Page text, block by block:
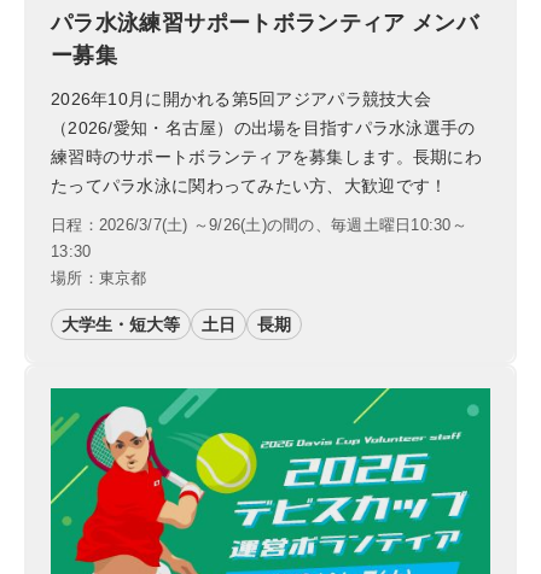
パラ水泳練習サポートボランティア メンバ
ー募集
2026年10月に開かれる第5回アジアパラ競技大会
（2026/愛知・名古屋）の出場を目指すパラ水泳選手の
練習時のサポートボランティアを募集します。長期にわ
たってパラ水泳に関わってみたい方、大歓迎です！
日程：2026/3/7(土) ～9/26(土)の間の、毎週土曜日10:30～
13:30
場所：東京都
大学生・短大等 土日 長期